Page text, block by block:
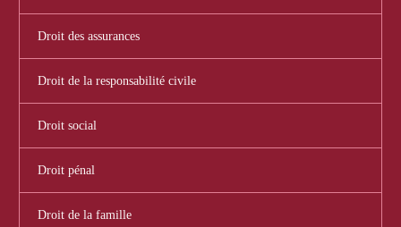
Droit des assurances
Droit de la responsabilité civile
Droit social
Droit pénal
Droit de la famille